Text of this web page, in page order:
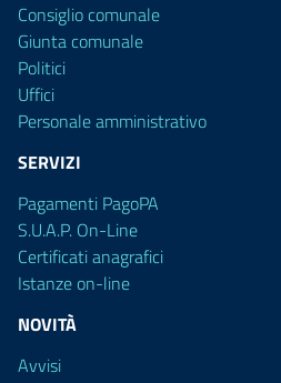
Consiglio comunale
Giunta comunale
Politici
Uffici
Personale amministrativo
SERVIZI
Pagamenti PagoPA
S.U.A.P. On-Line
Certificati anagrafici
Istanze on-line
NOVITÀ
Avvisi